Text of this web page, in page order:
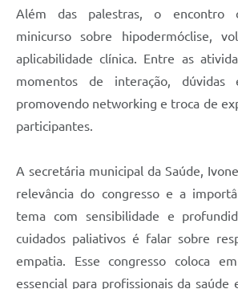
Além das palestras, o encontro
minicurso sobre hipodermóclise,
aplicabilidade clínica. Entre as
momentos de interação, dúvidas
promovendo networking e troca de
participantes.
A secretária municipal da Saúde,
relevância do congresso e a
tema com sensibilidade e
cuidados paliativos é falar sobre
empatia. Esse congresso coloca
essencial para profissionais da saúde